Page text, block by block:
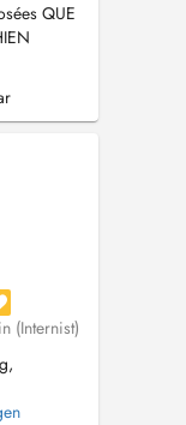
QUE
Jahren.
(Internist)